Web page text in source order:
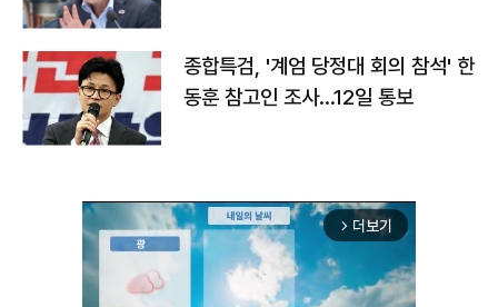
종합특검, '계엄 당정대 회의 참석' 한
동훈 참고인 조사...12일 통보
arrow_forward_ios 더보기